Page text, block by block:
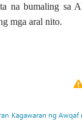
na bumaling sa
mga aral nito.
Kagawaran ng Awqaf